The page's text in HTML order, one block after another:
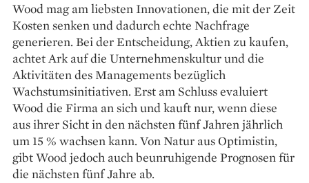
Wood mag am liebsten Innovationen, die mit der Zeit
Kosten senken und dadurch echte Nachfrage
generieren. Bei der Entscheidung, Aktien zu kaufen,
achtet Ark auf die Unternehmenskultur und die
Aktivitäten des Managements ­bezüglich
Wachstumsinitiativen. Erst am Schluss evaluiert
Wood die ­Firma an sich und kauft nur, wenn diese
aus ihrer Sicht in den nächsten fünf Jahren jährlich
um 15 % wachsen kann. Von Natur aus Optimistin,
gibt Wood jedoch auch beunruhigende Prognosen für
die nächsten fünf Jahre ab.